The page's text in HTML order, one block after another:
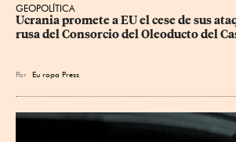
GEOPOLÍTICA
Ucrania promete a EU el cese de sus
rusa del Consorcio del Oleoducto del
Por Eu ropa Press